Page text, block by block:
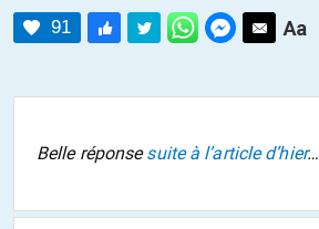
MOTS CLÉS
NOUS
CONTACTER
FAIRE UN
91
Belle réponsesuite à l’article d’hier…